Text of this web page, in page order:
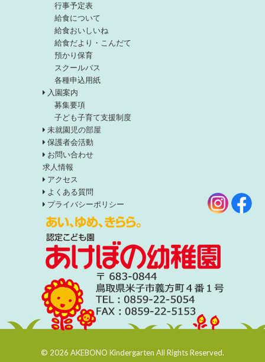
行事予定表
給食について
給食おいしいね
給食だより・こんだて
預かり保育
スクールバス
各種申込用紙
入園案内
募集要項
子ども子育て支援制度
未就園児の部屋
保護者会活動
お問い合わせ
求人情報
アクセス
よくある質問
プライバシーポリシー
© 2026 AKEBONO Kindergarten All Rights Reserved.